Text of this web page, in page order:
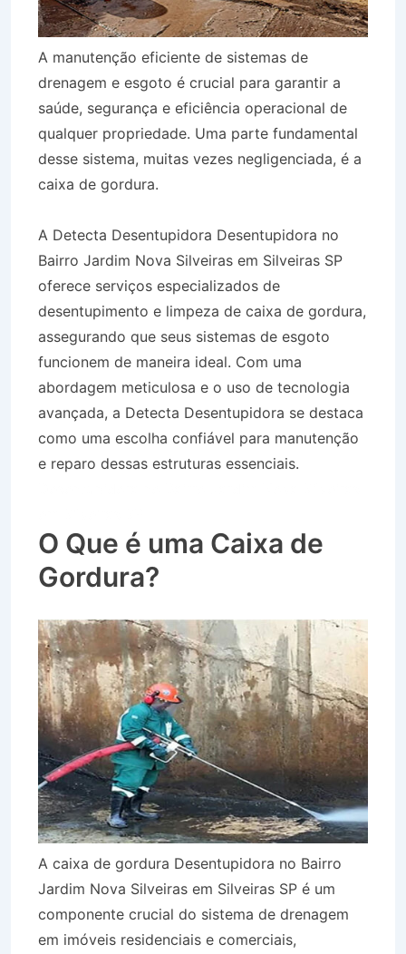
A manutenção eficiente de sistemas de
drenagem e esgoto é crucial para garantir a
saúde, segurança e eficiência operacional de
qualquer propriedade. Uma parte fundamental
desse sistema, muitas vezes negligenciada, é a
caixa de gordura.
A Detecta Desentupidora Desentupidora no
Bairro Jardim Nova Silveiras em Silveiras SP
oferece serviços especializados de
desentupimento e limpeza de caixa de gordura,
assegurando que seus sistemas de esgoto
funcionem de maneira ideal. Com uma
abordagem meticulosa e o uso de tecnologia
avançada, a Detecta Desentupidora se destaca
como uma escolha confiável para manutenção
e reparo dessas estruturas essenciais.
O Que é uma Caixa de
Gordura?
A caixa de gordura Desentupidora no Bairro
Jardim Nova Silveiras em Silveiras SP é um
componente crucial do sistema de drenagem
em imóveis residenciais e comerciais,